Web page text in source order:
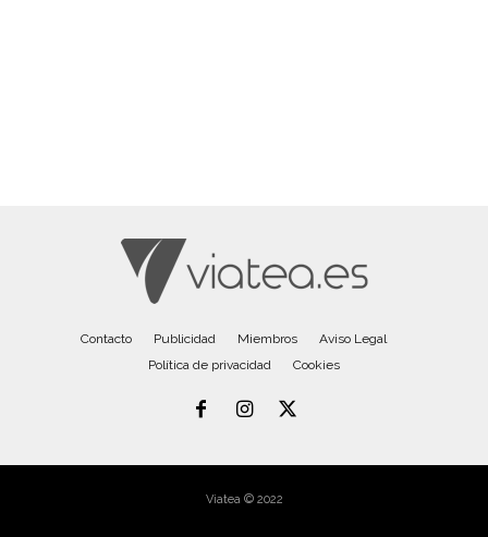
Contacto Publicidad Miembros
Aviso Legal
Política de privacidad
Cookies
Viatea © 2022